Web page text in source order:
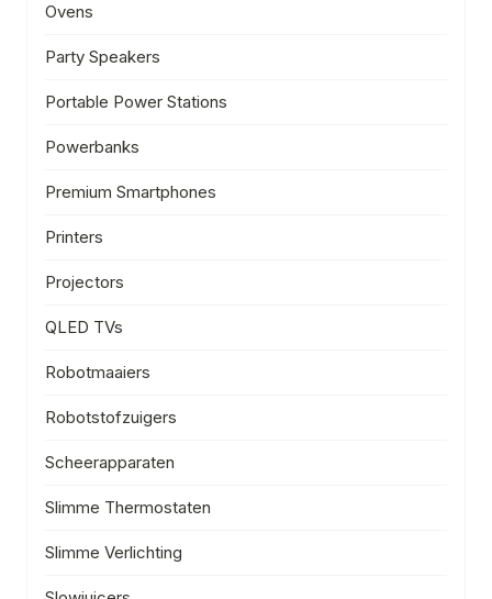
Ovens
Party Speakers
Portable Power Stations
Powerbanks
Premium Smartphones
Printers
Projectors
QLED TVs
Robotmaaiers
Robotstofzuigers
Scheerapparaten
Slimme Thermostaten
Slimme Verlichting